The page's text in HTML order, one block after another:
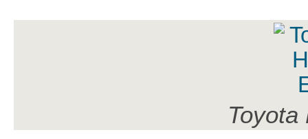
Toyota